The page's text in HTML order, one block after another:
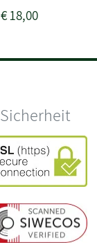
€18,00
Sicherheit